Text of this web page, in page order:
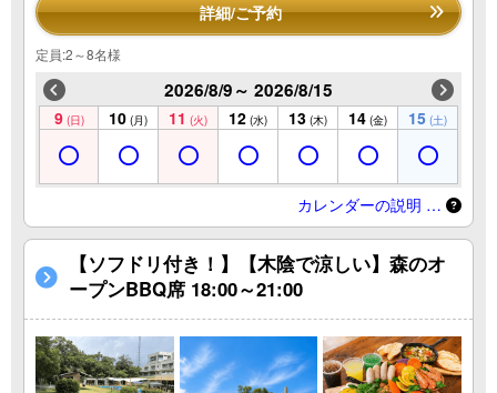
詳細/ご予約
定員:2～8名様
2026/8/9～ 2026/8/15
9 (日) 10 (月) 11 (火) 12 (水) 13 (木) 14 (金) 15 (土)
カレンダーの説明 …
【ソフドリ付き！】【木陰で涼しい】森のオ
ープンBBQ席 18:00～21:00